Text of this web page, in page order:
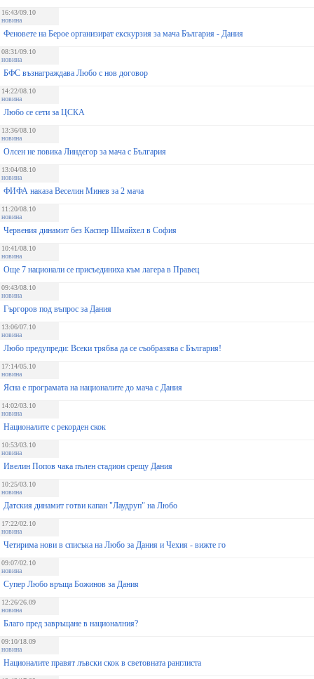
16:43/09.10
новина
Феновете на Берое организират екскурзия за мача България - Дания
08:31/09.10
новина
БФС възнаграждава Любо с нов договор
14:22/08.10
новина
Любо се сети за ЦСКА
13:36/08.10
новина
Олсен не повика Линдегор за мача с България
13:04/08.10
новина
ФИФА наказа Веселин Минев за 2 мача
11:20/08.10
новина
Червения динамит без Каспер Шмайхел в София
10:41/08.10
новина
Още 7 национали се присъединиха към лагера в Правец
09:43/08.10
новина
Гъргоров под въпрос за Дания
13:06/07.10
новина
Любо предупреди: Всеки трябва да се съобразява с България!
17:14/05.10
новина
Ясна е програмата на националите до мача с Дания
14:02/03.10
новина
Националите с рекорден скок
10:53/03.10
новина
Ивелин Попов чака пълен стадион срещу Дания
10:25/03.10
новина
Датския динамит готви капан "Лаудруп" на Любо
17:22/02.10
новина
Четирима нови в списъка на Любо за Дания и Чехия - вижте го
09:07/02.10
новина
Супер Любо връща Божинов за Дания
12:26/26.09
новина
Благо пред завръщане в националния?
09:10/18.09
новина
Националите правят лъвски скок в световната ранглиста